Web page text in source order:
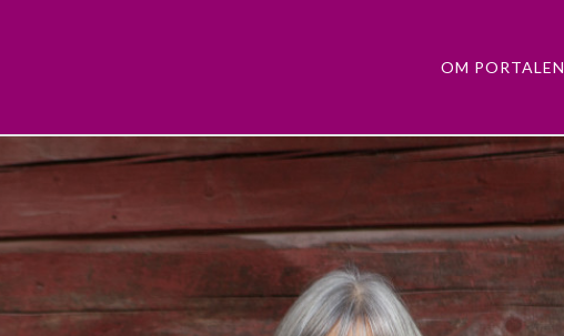
OM PORTALEN